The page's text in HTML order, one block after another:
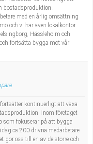
bostadsproduktion.
med en årlig omsättning
och vi har även lokalkontor
Hässleholm och
fortsätta bygga mot vår
kontinuerligt att växa
Inom företaget
som fokuserar på att bygga
ca 200 drivna medarbetare
gör oss till en av de större och